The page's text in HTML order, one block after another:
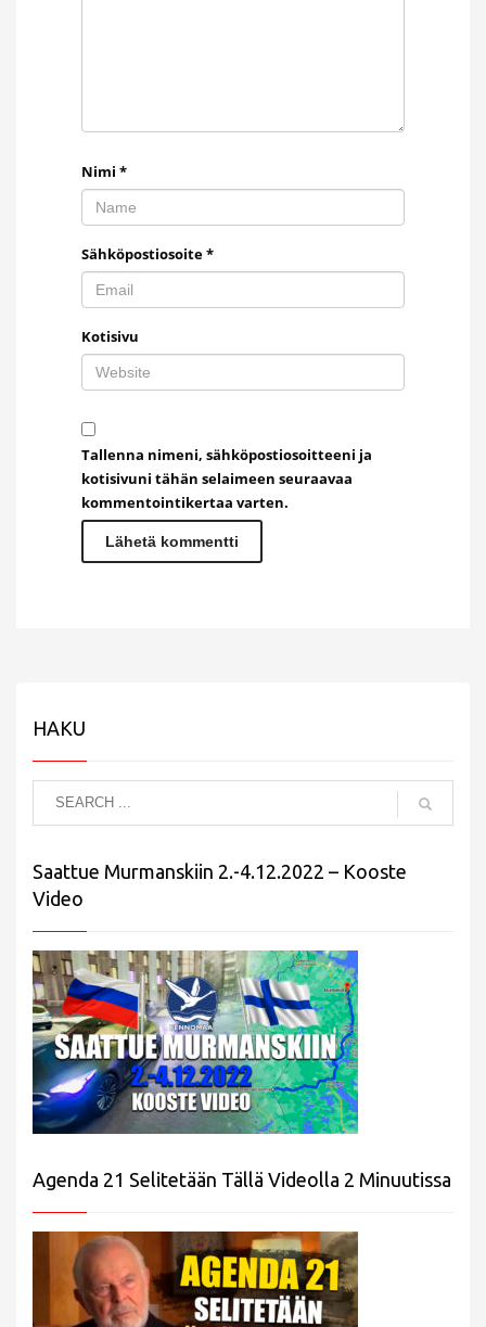
Nimi *
Sähköpostiosoite*
Kotisivu
Tallenna nimeni, sähköpostiosoitteeni ja
kotisivuni tähän selaimeen seuraavaa
kommentointikertaa varten.
HAKU
Saattue Murmanskiin 2.-4.12.2022 – Kooste
Video
Agenda 21 Selitetään Tällä Videolla 2 Minuutissa